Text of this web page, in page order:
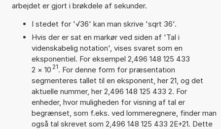
arbejdet er gjort i brøkdele af sekunder.
I stedet for '√36' kan man skrive 'sqrt 36'.
Hvis der er sat en markør ved siden af 'Tal i
videnskabelig notation', vises svaret som en
eksponentiel. For eksempel 2,496 148 125 433
2 × 10 21. For denne form for præsentation
segmenteres tallet til en eksponent, her 21, og det
aktuelle nummer, her 2,496 148 125 433 2. For
enheder, hvor muligheden for visning af tal er
begrænset, som f.eks. ved lommeregnere, finder man
også tal skrevet som 2,496 148 125 433 2E+21. Dette